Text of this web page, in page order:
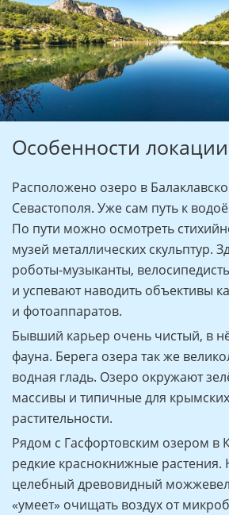
Особенности локации
Расположено озеро в
Севастополя. Уже сам путь к
По пути можно осмотреть
музей металлических скульптур.
роботы-музыканты,
и успевают наводить объективы
и фотоаппаратов.
Бывший карьер очень чистый, в
фауна. Берега озера так же
водная гладь. Озеро окружают
массивы и типичные для
растительности.
Рядом с Гасфортовским озером в
редкие краснокнижные
целебный древовидный
«умеет» очищать воздух от